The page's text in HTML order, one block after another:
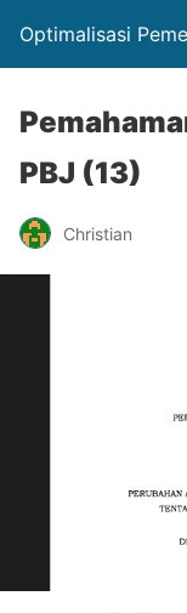
Optimalisasi
PBJ (13)
Christian